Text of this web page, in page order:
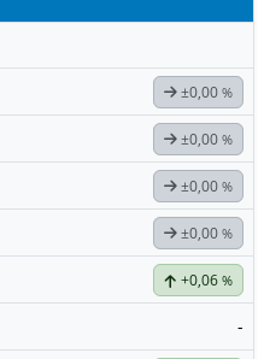
±0,00 %
±0,00 %
±0,00 %
±0,00 %
+0,06 %
-